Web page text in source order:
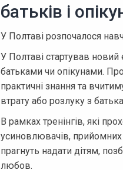
батьків і
У Полтаві розпочалося
У Полтаві стартував
батьками чи опікунами.
практичні знання та
втрату або розлуку з
В рамках тренінгів, які
усиновлювачів, прийомних
прагнуть надати дітям,
любов.